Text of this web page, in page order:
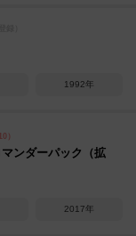
1992年
ンダーパック（拡
2017年